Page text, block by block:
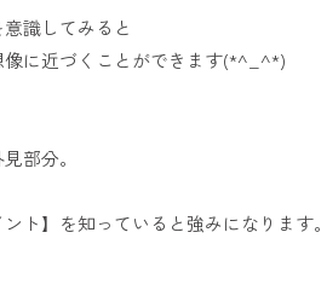
意識してみると
像に近づくことができます(*^_^*)
部分。
ト】を知っていると強みになります。